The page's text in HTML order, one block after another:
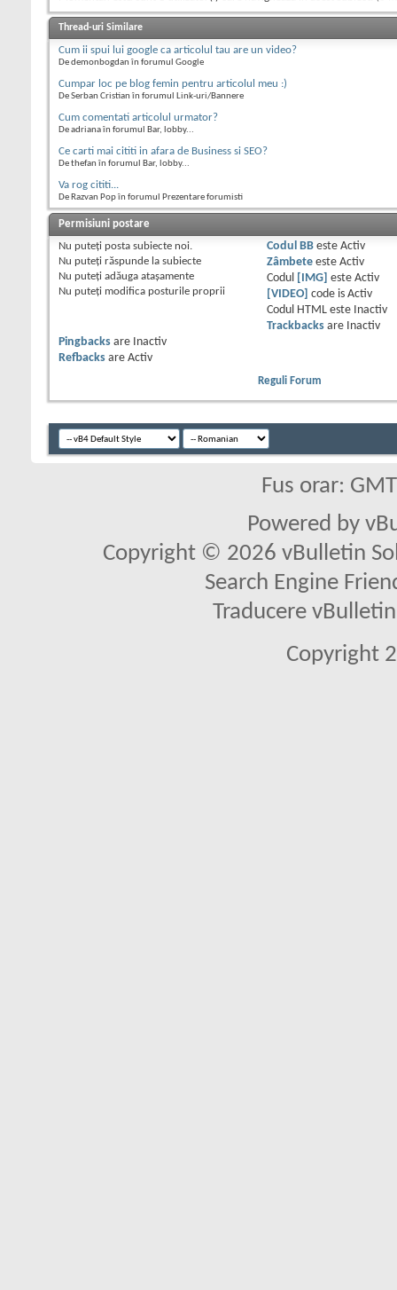
Thread-uri Similare
Cum ii spui lui google ca articolul tau are un video?
De demonbogdan în forumul Google
Cumpar loc pe blog femin pentru articolul meu :)
De Serban Cristian în forumul Link-uri/Bannere
Cum comentati articolul urmator?
De adriana în forumul Bar, lobby...
Ce carti mai cititi in afara de Business si SEO?
De thefan în forumul Bar, lobby...
Va rog cititi...
De Razvan Pop în forumul Prezentare forumisti
Permisiuni postare
Nu puteţi posta subiecte noi.
Nu puteţi răspunde la subiecte
Nu puteţi adăuga ataşamente
Nu puteţi modifica posturile proprii
Codul BBeste Activ
Zâmbeteeste Activ
Codul
[IMG] este Activ
[VIDEO] code is Activ
Codul HTML este
Inactiv
Trackbacksare
Inactiv
Pingbacks are
Inactiv
Refbacks are Activ
Reguli Forum
Fus orar:
Powered by
Copyright © 2026 vBulletin
Search Engine
Traducere
Copyright